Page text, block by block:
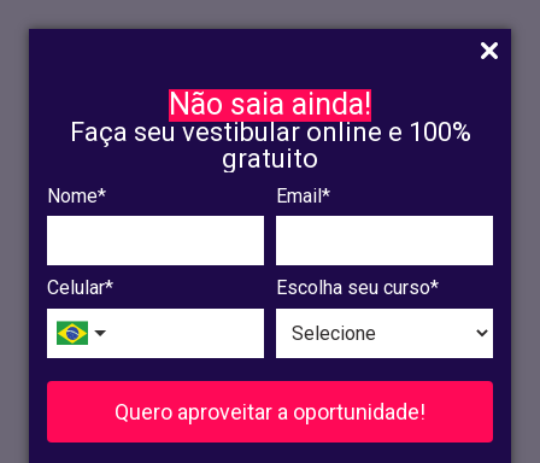
Não saia ainda!
Faça seu vestibular online e 100%
gratuito
Nome* Email*
Celular* Escolha seu curso*
Quero aproveitar a oportunidade!
INSCRIÇÃO
OLINDA
RECIFE
VESTIBULAR
CURSOS PRESENCIAIS